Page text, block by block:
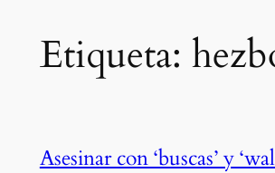
Etiqueta:
Asesinar con ‘buscas’ y